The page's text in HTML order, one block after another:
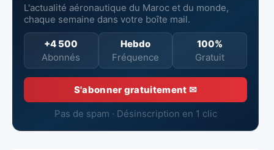
L'actualité aéronautique du Maroc et du monde,
chaque semaine dans votre boîte mail.
+4 500
Abonnés
Hebdo
Fréquence
100%
Gratuit
S'abonner gratuitement ✉
Pas de spam · Désinscription en 1 clic